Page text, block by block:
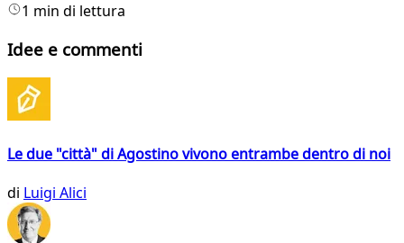
1 min di lettura
Idee e commenti
Le due "città" di Agostino vivono entrambe dentro di noi
di Luigi Alici